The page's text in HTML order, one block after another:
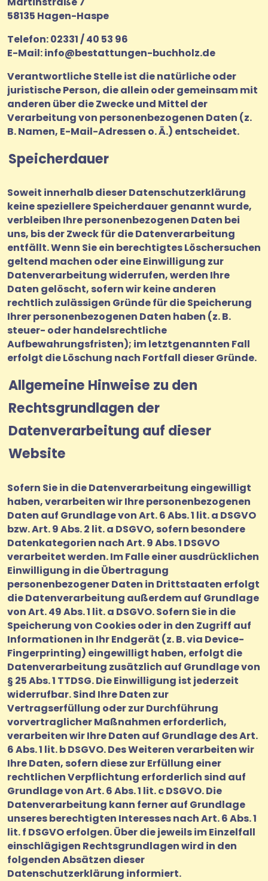
58135 Hagen-Haspe
Telefon: 02331 / 40 53 96
E-Mail: info@bestattungen-buchholz.de
Verantwortliche Stelle ist die natürliche oder
juristische Person, die allein oder gemeinsam mit
anderen über die Zwecke und Mittel der
Verarbeitung von personenbezogenen Daten (z.
B. Namen, E-Mail-Adressen o. Ä.) entscheidet.
Speicherdauer
Soweit innerhalb dieser Datenschutzerklärung
keine speziellere Speicherdauer genannt wurde,
verbleiben Ihre personenbezogenen Daten bei
uns, bis der Zweck für die Datenverarbeitung
entfällt. Wenn Sie ein berechtigtes Löschersuchen
geltend machen oder eine Einwilligung zur
Datenverarbeitung widerrufen, werden Ihre
Daten gelöscht, sofern wir keine anderen
rechtlich zulässigen Gründe für die Speicherung
Ihrer personenbezogenen Daten haben (z. B.
steuer- oder handelsrechtliche
Aufbewahrungsfristen); im letztgenannten Fall
erfolgt die Löschung nach Fortfall dieser Gründe.
Allgemeine Hinweise zu den
Rechtsgrundlagen der
Datenverarbeitung auf dieser
Website
Sofern Sie in die Datenverarbeitung eingewilligt
haben, verarbeiten wir Ihre personenbezogenen
Daten auf Grundlage von Art. 6 Abs. 1 lit. a DSGVO
bzw. Art. 9 Abs. 2 lit. a DSGVO, sofern besondere
Datenkategorien nach Art. 9 Abs. 1 DSGVO
verarbeitet werden. Im Falle einer ausdrücklichen
Einwilligung in die Übertragung
personenbezogener Daten in Drittstaaten erfolgt
die Datenverarbeitung außerdem auf Grundlage
von Art. 49 Abs. 1 lit. a DSGVO. Sofern Sie in die
Speicherung von Cookies oder in den Zugriff auf
Informationen in Ihr Endgerät (z. B. via Device-
Fingerprinting) eingewilligt haben, erfolgt die
Datenverarbeitung zusätzlich auf Grundlage von
§ 25 Abs. 1 TTDSG. Die Einwilligung ist jederzeit
widerrufbar. Sind Ihre Daten zur
Vertragserfüllung oder zur Durchführung
vorvertraglicher Maßnahmen erforderlich,
verarbeiten wir Ihre Daten auf Grundlage des Art.
6 Abs. 1 lit. b DSGVO. Des Weiteren verarbeiten wir
Ihre Daten, sofern diese zur Erfüllung einer
rechtlichen Verpflichtung erforderlich sind auf
Grundlage von Art. 6 Abs. 1 lit. c DSGVO. Die
Datenverarbeitung kann ferner auf Grundlage
unseres berechtigten Interesses nach Art. 6 Abs. 1
lit. f DSGVO erfolgen. Über die jeweils im Einzelfall
einschlägigen Rechtsgrundlagen wird in den
folgenden Absätzen dieser
Datenschutzerklärung informiert.